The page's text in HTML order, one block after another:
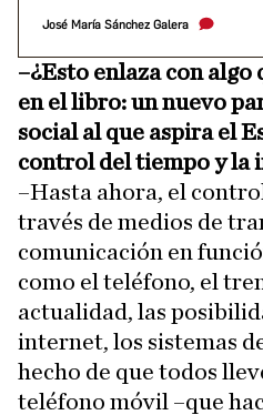
José María Sánchez Galera
–¿Esto enlaza con algo
en el libro: un nuevo
social al que aspira el
control del tiempo y la
–Hasta ahora, el
través de medios de
comunicación en
como el teléfono, el
actualidad, las
internet, los sistemas
hecho de que todos
teléfono móvil –que